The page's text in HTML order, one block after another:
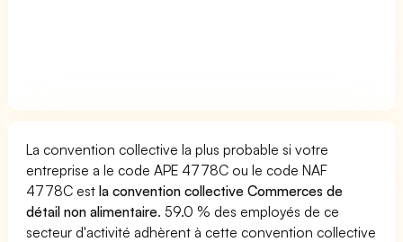
La convention collective la plus probable si votre
entreprise a le code APE 4778C ou le code NAF
4778C estla convention collective Commerces de
détail non alimentaire. 59.0 % des employés de ce
secteur d'activité adhèrent à cette convention collective